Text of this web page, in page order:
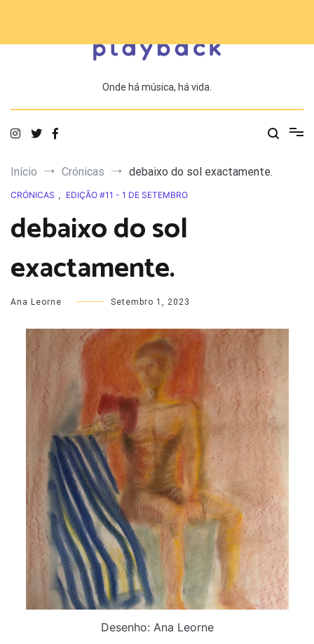
conteúdo
Onde há música, há vida.
Início Crónicas debaixo do sol exactamente.
CRÓNICAS , EDIÇÃO #11 - 1 DE SETEMBRO
debaixo do sol
exactamente.
Ana Leorne Setembro 1, 2023
Desenho: Ana Leorne